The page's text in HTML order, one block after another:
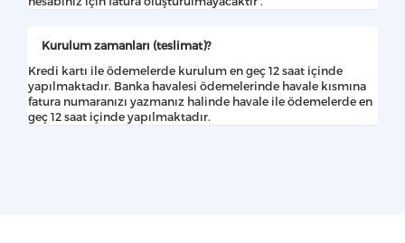
Kurulum zamanları (teslimat)?
Kredi kartı ile ödemelerde kurulum en geç 12 saat içinde
yapılmaktadır. Banka havalesi ödemelerinde havale kısmına
fatura numaranızı yazmanız halinde havale ile ödemelerde en
geç 12 saat içinde yapılmaktadır.